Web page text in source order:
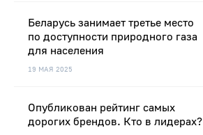
19 МАЯ 2025
Беларусь занимает третье место
по доступности природного газа
для населения
Опубликован рейтинг самых
дорогих брендов. Кто в лидерах?